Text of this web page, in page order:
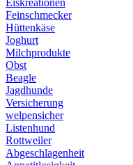
Eiskreationen
Feinschmecker
Hüttenkäse
Joghurt
Milchprodukte
Obst
Beagle
Jagdhunde
Versicherung
welpensicher
Listenhund
Rottweiler
Abgeschlagenheit